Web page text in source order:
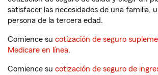
satisfacer las necesidades de una familia,
persona de la tercera edad.
Comience su cotización de seguro
Medicare en línea.
Comience su cotización de seguro de